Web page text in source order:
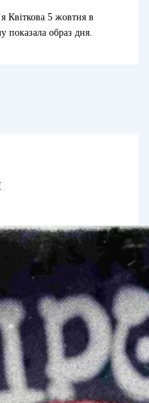
Квіткова 5 жовтня в
показала образ дня.